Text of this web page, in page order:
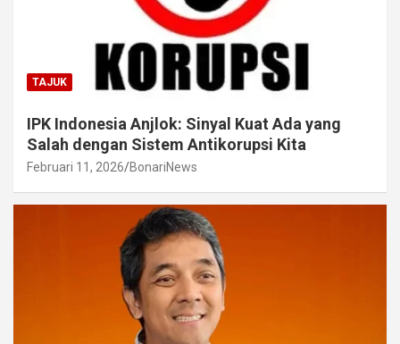
TAJUK
IPK Indonesia Anjlok: Sinyal Kuat Ada yang
Salah dengan Sistem Antikorupsi Kita
Februari 11, 2026 BonariNews